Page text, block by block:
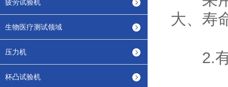
疲劳试验机
生物医疗测试领域
压力机
杯凸试验机
大、寿
2.有